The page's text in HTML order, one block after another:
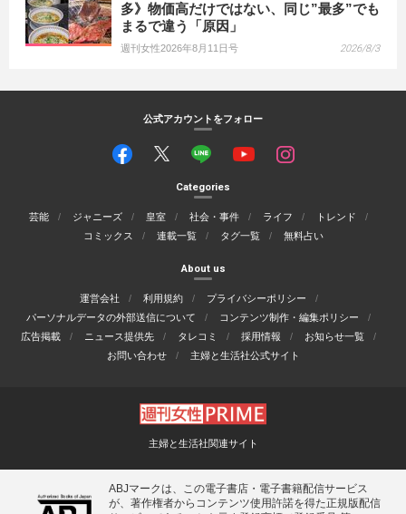
多》物価高だけではない、同じ”最多”でも
まるで違う「原因」
週刊女性2026年8月11日号 2026/8/3
公式アカウントをフォロー
Categories
芸能 ジャニーズ 皇室 社会・事件 ライフ
トレンド
コミックス
連載一覧 タグ一覧 無料占い
About us
運営会社 利用規約
プライバシーポリシー
パーソナルデータの外部送信について
コンテンツ制作・編集ポリシー
広告掲載
ニュース提供先 タレコミ 採用情報
お知らせ一覧
お問い合わせ
主婦と生活社公式サイト
主婦と生活社関連サイト
ABJマークは、この電子書店・電子書籍配信サービス
が、著作権者からコンテンツ使用許諾を得た正規版配信